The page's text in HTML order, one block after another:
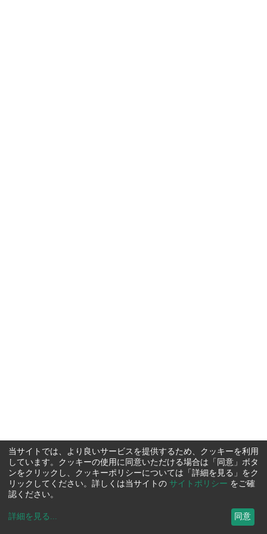
当サイトでは、より良いサービスを提供するため、クッキーを利用
しています。クッキーの使用に同意いただける場合は「同意」ボタ
ンをクリックし、クッキーポリシーについては「詳細を見る」をク
リックしてください。詳しくは当サイトの サイトポリシー をご確
認ください。
詳細を見る ... 同意